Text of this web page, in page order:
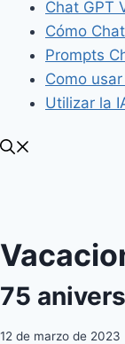
Chat GPT
Cómo
Prompts
Como
Utilizar la
75
12 de marzo de 2023